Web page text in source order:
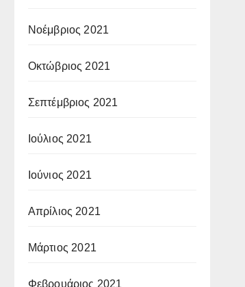
Νοέμβριος 2021
Οκτώβριος 2021
Σεπτέμβριος 2021
Ιούλιος 2021
Ιούνιος 2021
Απρίλιος 2021
Μάρτιος 2021
Φεβρουάριος 2021